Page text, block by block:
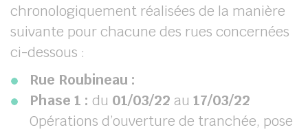
chronologiquement réalisées de la manière
suivante pour chacune des rues concernées
ci-dessous :
Rue Roubineau :
Phase 1 : du 01/03/22 au 17/03/22
Opérations d’ouverture de tranchée, pose